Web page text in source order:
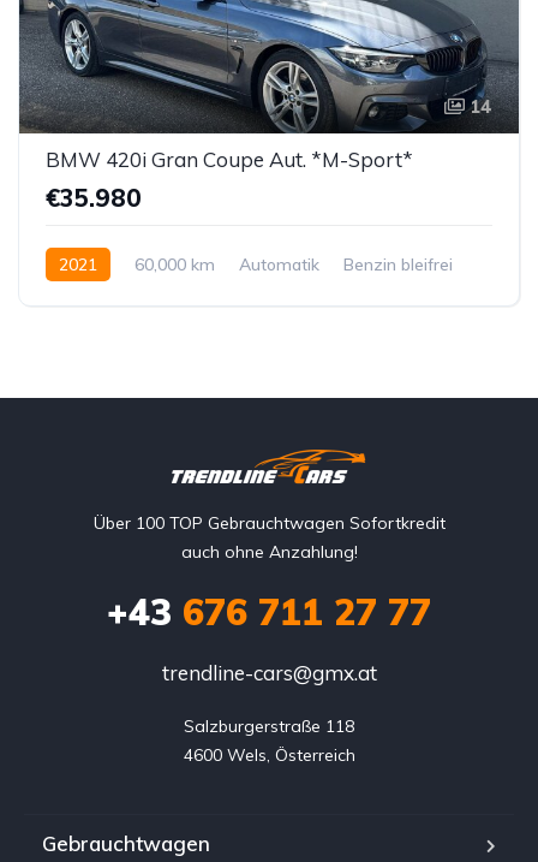
14
BMW 420i Gran Coupe Aut. *M-Sport*
€35.980
2021 60,000 km Automatik
Benzin bleifrei
Über 100 TOP Gebrauchtwagen Sofortkredit
auch ohne Anzahlung!
+43 676 711 27 77
trendline-cars@gmx.at
Salzburgerstraße 118
4600 Wels, Österreich
Gebrauchtwagen